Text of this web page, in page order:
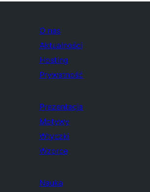
O nas
Aktualności
Hosting
Prywatność
Prezentacja
Motywy
Wtyczki
Wzorce
Nauka